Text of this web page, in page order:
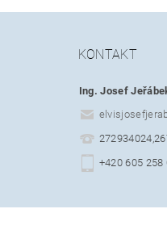
KONTAKT
Ing. Josef
+420 605 258